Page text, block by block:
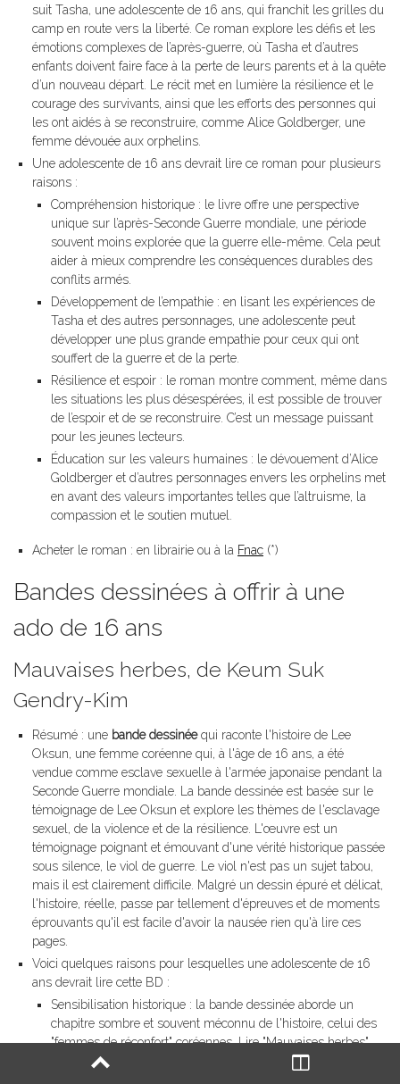
suit Tasha, une adolescente de 16 ans, qui franchit les grilles du
camp en route vers la liberté. Ce roman explore les défis et les
émotions complexes de l’après-guerre, où Tasha et d’autres
enfants doivent faire face à la perte de leurs parents et à la quête
d’un nouveau départ. Le récit met en lumière la résilience et le
courage des survivants, ainsi que les efforts des personnes qui
les ont aidés à se reconstruire, comme Alice Goldberger, une
femme dévouée aux orphelins.
Une adolescente de 16 ans devrait lire ce roman pour plusieurs
raisons :
Compréhension historique : le livre offre une perspective
unique sur l’après-Seconde Guerre mondiale, une période
souvent moins explorée que la guerre elle-même. Cela peut
aider à mieux comprendre les conséquences durables des
conflits armés.
Développement de l’empathie : en lisant les expériences de
Tasha et des autres personnages, une adolescente peut
développer une plus grande empathie pour ceux qui ont
souffert de la guerre et de la perte.
Résilience et espoir : le roman montre comment, même dans
les situations les plus désespérées, il est possible de trouver
de l’espoir et de se reconstruire. C’est un message puissant
pour les jeunes lecteurs.
Éducation sur les valeurs humaines : le dévouement d’Alice
Goldberger et d’autres personnages envers les orphelins met
en avant des valeurs importantes telles que l’altruisme, la
compassion et le soutien mutuel.
Acheter le roman : en librairie ou à la Fnac (*)
Bandes dessinées à offrir à une
ado de 16 ans
Mauvaises herbes, de Keum Suk
Gendry-Kim
Résumé : une bande dessinéequi raconte l'histoire de Lee
Oksun, une femme coréenne qui, à l'âge de 16 ans, a été
vendue comme esclave sexuelle à l'armée japonaise pendant la
Seconde Guerre mondiale. La bande dessinée est basée sur le
témoignage de Lee Oksun et explore les thèmes de l'esclavage
sexuel, de la violence et de la résilience. L'œuvre est un
témoignage poignant et émouvant d'une vérité historique passée
sous silence, le viol de guerre. Le viol n'est pas un sujet tabou,
mais il est clairement difficile. Malgré un dessin épuré et délicat,
l'histoire, réelle, passe par tellement d'épreuves et de moments
éprouvants qu'il est facile d'avoir la nausée rien qu'à lire ces
pages.
Voici quelques raisons pour lesquelles une adolescente de 16
ans devrait lire cette BD :
Sensibilisation historique : la bande dessinée aborde un
chapitre sombre et souvent méconnu de l'histoire, celui des
"femmes de réconfort" coréennes. Lire "Mauvaises herbes"
permet de comprendre les horreurs perpétrées par une